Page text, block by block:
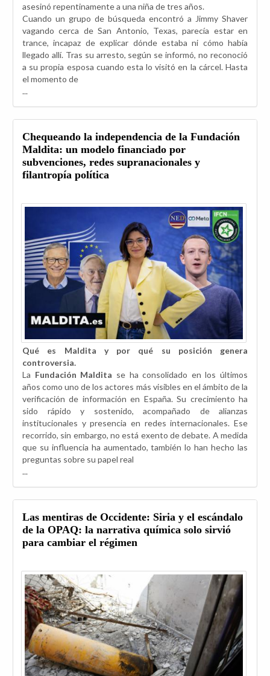
asesinó repentinamente a una niña de tres años.
Cuando un grupo de búsqueda encontró a Jimmy Shaver
vagando cerca de San Antonio, Texas, parecía estar en
trance, incapaz de explicar dónde estaba ni cómo había
llegado allí. Tras su arresto, según se informó, no reconoció
a su propia esposa cuando esta lo visitó en la cárcel. Hasta
el momento de
...
Chequeando la independencia de la Fundación
Maldita: un modelo financiado por
subvenciones, redes supranacionales y
filantropía política
Qué es Maldita y por qué su posición genera
controversia.
La Fundación Maldita se ha consolidado en los últimos
años como uno de los actores más visibles en el ámbito de la
verificación de información en España. Su crecimiento ha
sido rápido y sostenido, acompañado de alianzas
institucionales y presencia en redes internacionales. Ese
recorrido, sin embargo, no está exento de debate. A medida
que su influencia ha aumentado, también lo han hecho las
preguntas sobre su papel real
...
Las mentiras de Occidente: Siria y el escándalo
de la OPAQ: la narrativa química solo sirvió
para cambiar el régimen